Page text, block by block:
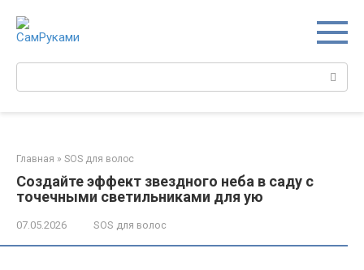
контенту
Главная » SOS для волос
Создайте эффект звездного неба в саду с
точечными светильниками для ую
07.05.2026 SOS для волос